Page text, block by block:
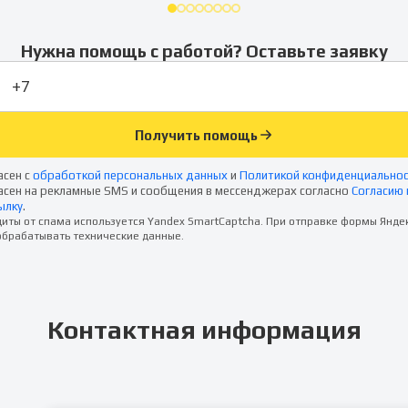
Нужна помощь с работой? Оставьте заявку
Получить помощь
с обработкой персональных данных и Политикой
на рекламные SMS и сообщения в мессенджерах согласно Согласию
.
от спама используется Yandex SmartCaptcha. При отправке формы
технические данные.
Контактная информация